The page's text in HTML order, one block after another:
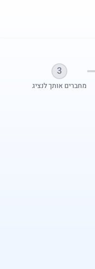
3
מחברים אותך לנציג